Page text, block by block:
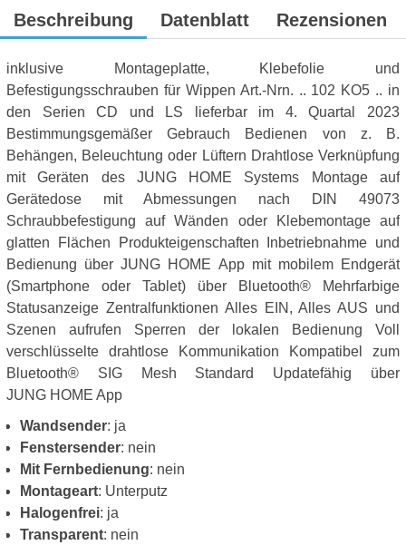
Beschreibung Datenblatt Rezensionen
inklusive Montageplatte, Klebefolie und
Befestigungsschrauben für Wippen Art.-Nrn. .. 102 KO5 .. in
den Serien CD und LS lieferbar im 4. Quartal 2023
Bestimmungsgemäßer Gebrauch Bedienen von z. B.
Behängen, Beleuchtung oder Lüftern Drahtlose Verknüpfung
mit Geräten des JUNG HOME Systems Montage auf
Gerätedose mit Abmessungen nach DIN 49073
Schraubbefestigung auf Wänden oder Klebemontage auf
glatten Flächen Produkteigenschaften Inbetriebnahme und
Bedienung über JUNG HOME App mit mobilem Endgerät
(Smartphone oder Tablet) über Bluetooth® Mehrfarbige
Statusanzeige Zentralfunktionen Alles EIN, Alles AUS und
Szenen aufrufen Sperren der lokalen Bedienung Voll
verschlüsselte drahtlose Kommunikation Kompatibel zum
Bluetooth® SIG Mesh Standard Updatefähig über
JUNG HOME App
Wandsender: ja
Fenstersender: nein
Mit Fernbedienung: nein
Montageart: Unterputz
Halogenfrei: ja
Transparent: nein